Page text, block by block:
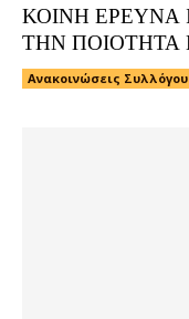
ΚΟΙΝΗ ΕΡΕΥΝΑ
ΤΗΝ ΠΟΙΟΤΗΤΑ
Ανακοινώσεις Συλλόγου